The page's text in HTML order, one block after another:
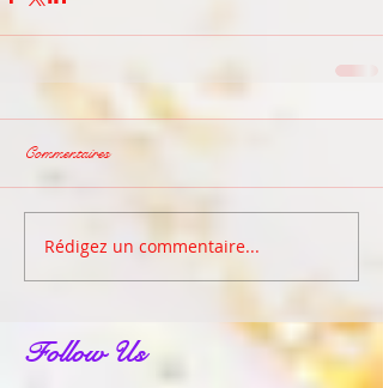
Commentaires
Rédigez un commentaire...
Follow Us